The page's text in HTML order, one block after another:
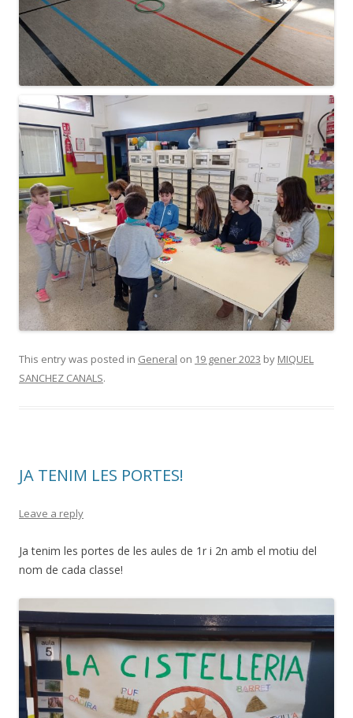
This entry was posted in General on 19 gener 2023 by MIQUEL
SANCHEZ CANALS.
JA TENIM LES PORTES!
Leave a reply
Ja tenim les portes de les aules de 1r i 2n amb el motiu del
nom de cada classe!